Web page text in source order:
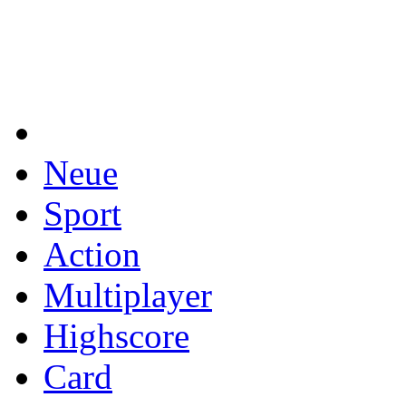
Neue
Sport
Action
Multiplayer
Highscore
Card